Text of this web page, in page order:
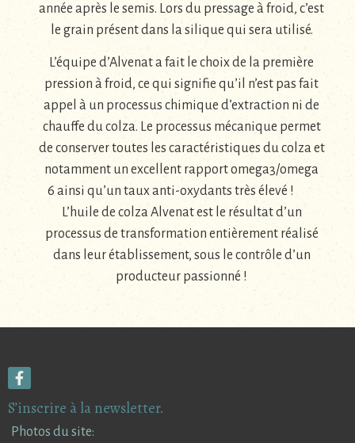
année après le semis. Lors du pressage à froid, c’est
le grain présent dans la silique qui sera utilisé.
L’équipe d’Alvenat a fait le choix de la première
pression à froid, ce qui signifie qu’il n’est pas fait
appel à un processus chimique d’extraction ni de
chauffe du colza. Le processus mécanique permet
de conserver toutes les caractéristiques du colza et
notamment un excellent rapport omega3/omega
6 ainsi qu’un taux anti-oxydants très élevé !
L’huile de colza Alvenat est le résultat d’un
processus de transformation entièrement réalisé
dans leur établissement, sous le contrôle d’un
producteur passionné !
S’inscrire à la newsletter.
Photos du site: